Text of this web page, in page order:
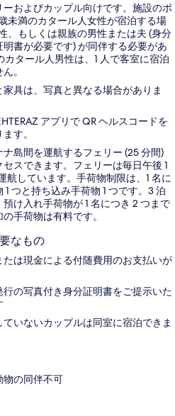
およびカップル向けです。施設のポ
未満のカタール人女性が宿泊する場
、もしくは親族の男性または夫 (身分
書が必要です) が同伴する必要があ
カタール人男性は、1 人で客室に宿泊
。
具は、写真と異なる場合がありま
アプリで QR ヘルスコードを
す。
島間を運航するフェリー (25 分間)
スできます。フェリーは毎日午後 1
航しています。手荷物制限は、1 名に
つと持ち込み手荷物 1 つです。3 泊
け入れ手荷物が 1 名につき 2 つまで
手荷物は有料です。
なもの
は現金による付随費用のお支払いが
の写真付き身分証明書をご提示いた
いないカップルは同室に宿泊できま
物の同伴不可